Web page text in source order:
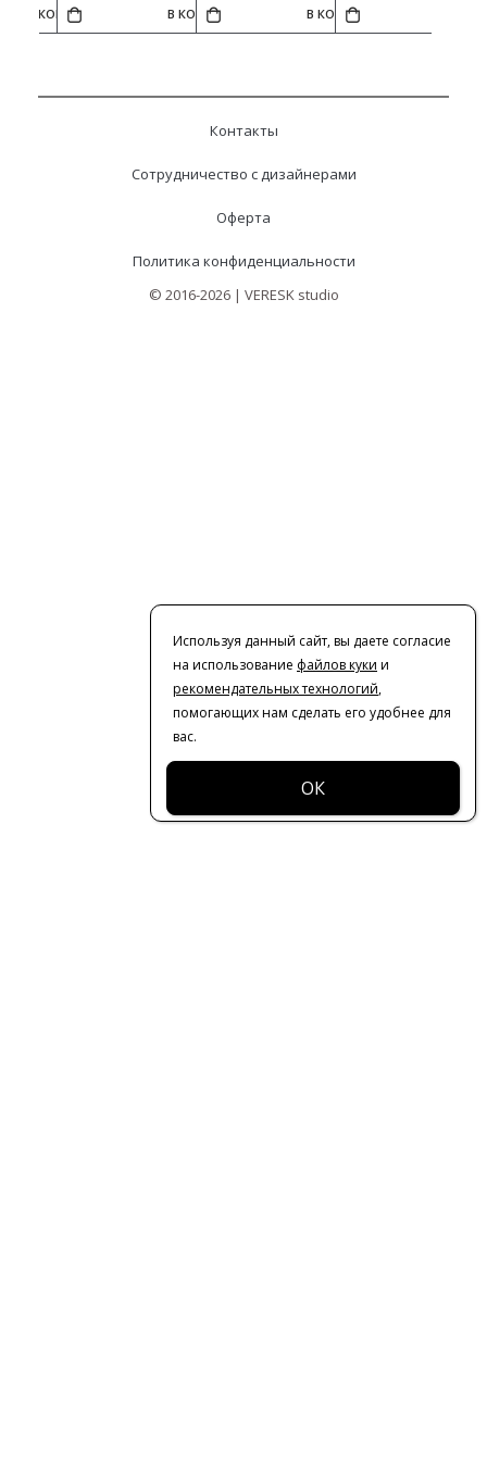
В КОРЗИНУ В КОРЗИНУ В КОРЗИНУ
Контакты
Сотрудничество с дизайнерами
Оферта
Политика конфиденциальности
© 2016-2026 | VERESK studio
Используя данный сайт, вы даете согласие
на использование файлов куки и
рекомендательных технологий,
помогающих нам сделать его удобнее для
вас.